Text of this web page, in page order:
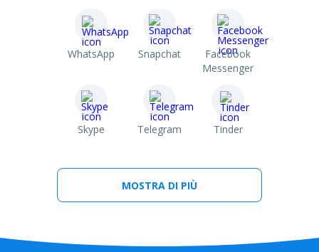
WhatsApp Snapchat
Facebook
Messenger
Skype Telegram Tinder
Line Viber Kik
MOSTRA DI PIÙ